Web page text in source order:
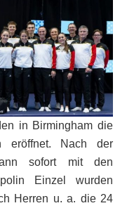
in Birmingham die
eröffnet. Nach der
sofort mit den
Einzel wurden
Herren u. a. die 24